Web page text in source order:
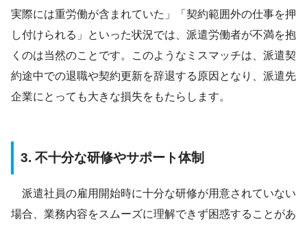
実際には重労働が含まれていた」「契約範囲外の仕事を押
し付けられる」といった状況では、派遣労働者が不満を抱
くのは当然のことです。このようなミスマッチは、派遣契
約途中での退職や契約更新を辞退する原因となり、派遣先
企業にとっても大きな損失をもたらします。
3. 不十分な研修やサポート体制
派遣社員の雇用開始時に十分な研修が用意されていない
場合、業務内容をスムーズに理解できず困惑することがあ